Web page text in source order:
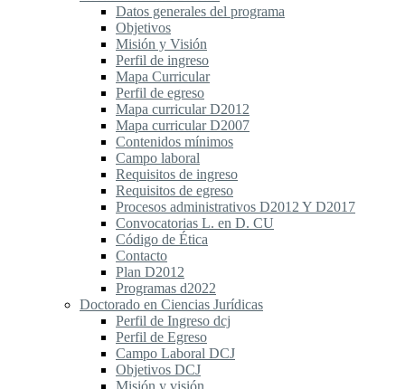
Datos generales del programa
Objetivos
Misión y Visión
Perfil de ingreso
Mapa Curricular
Perfil de egreso
Mapa curricular D2012
Mapa curricular D2007
Contenidos mínimos
Campo laboral
Requisitos de ingreso
Requisitos de egreso
Procesos administrativos D2012 Y D2017
Convocatorias L. en D. CU
Código de Ética
Contacto
Plan D2012
Programas d2022
Doctorado en Ciencias Jurídicas
Perfil de Ingreso dcj
Perfil de Egreso
Campo Laboral DCJ
Objetivos DCJ